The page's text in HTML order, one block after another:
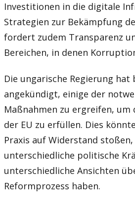
Investitionen in die digitale
Strategien zur Bekämpfung
fordert zudem Transparenz
Bereichen, in denen
Die ungarische Regierung hat
angekündigt, einige der
Maßnahmen zu ergreifen, um
der EU zu erfüllen. Dies
Praxis auf Widerstand stoßen,
unterschiedliche politische
unterschiedliche Ansichten
Reformprozess haben.